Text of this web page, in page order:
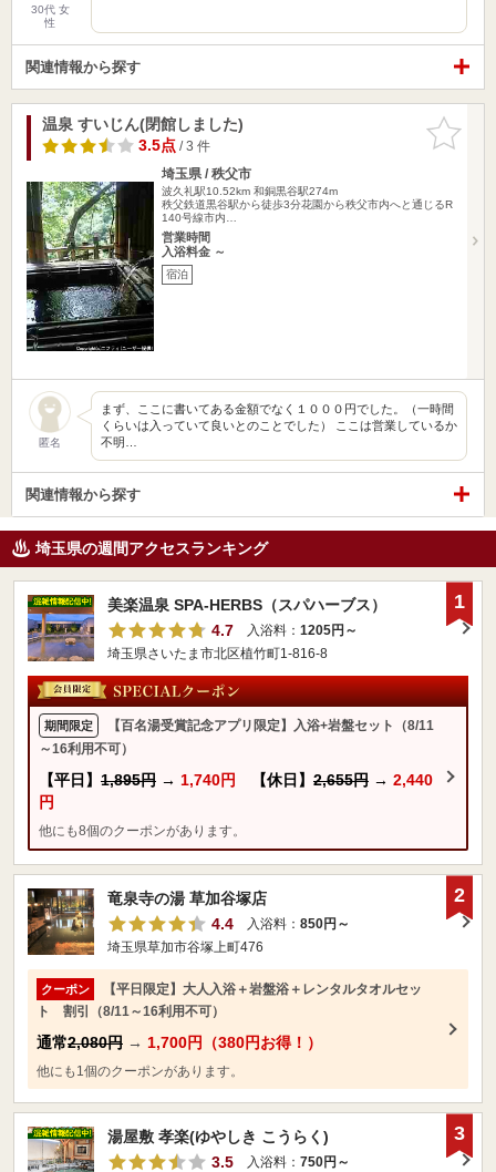
30代 女
性
関連情報から探す
お気に入
りに追加
温泉 すいじん(閉館しました)
3.5点/ 3 件
埼玉県 / 秩父市
波久礼駅10.52km 和銅黒谷駅274m
秩父鉄道黒谷駅から徒歩3分花園から秩父市内へと通じるR
140号線市内…
営業時間
入浴料金 ～
宿泊
匿名
まず、ここに書いてある金額でなく１０００円でした。（一時間
くらいは入っていて良いとのことでした） ここは営業しているか
不明…
関連情報から探す
埼玉県の週間アクセスランキング
美楽温泉 SPA-HERBS（スパハーブス）
4.7
入浴料： 1205円～
埼玉県さいたま市北区植竹町1-816-8
期間限定
【百名湯受賞記念アプリ限定】入浴+岩盤セット（8/11
～16利用不可）
【平日】 1,895円 → 1,740円 【休日】 2,655円 → 2,440
円
他にも8個のクーポンがあります。
1
竜泉寺の湯 草加谷塚店
4.4
入浴料： 850円～
埼玉県草加市谷塚上町476
クーポン
【平日限定】大人入浴＋岩盤浴＋レンタルタオルセッ
ト 割引（8/11～16利用不可）
通常2,080円 → 1,700円（380円お得！）
他にも1個のクーポンがあります。
2
湯屋敷 孝楽(ゆやしき こうらく)
3.5
入浴料： 750円～
3